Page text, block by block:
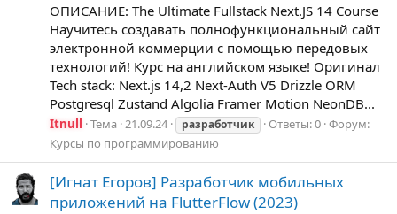
ОПИСАНИЕ: The Ultimate Fullstack Next.JS 14 Course
Научитесь создавать полнофункциональный сайт
электронной коммерции с помощью передовых
технологий! Курс на английском языке! Оригинал
Tech stack: Next.js 14,2 Next-Auth V5 Drizzle ORM
Postgresql Zustand Algolia Framer Motion NeonDB...
Itnull Тема 21.09.24 разработчик Ответы: 0 Форум:
Курсы по программированию
[Игнат Егоров] Разработчик мобильных
приложений на FlutterFlow (2023)